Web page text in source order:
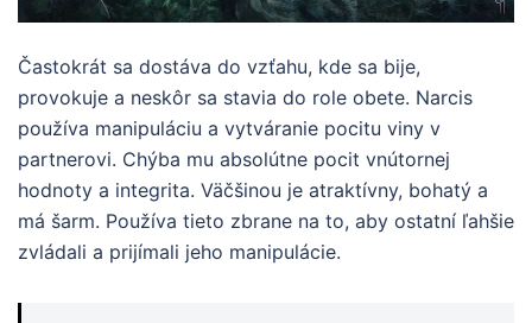
Častokrát sa dostáva do vzťahu, kde sa bije,
provokuje a neskôr sa stavia do role obete. Narcis
používa manipuláciu a vytváranie pocitu viny v
partnerovi. Chýba mu absolútne pocit vnútornej
hodnoty a integrita. Väčšinou je atraktívny, bohatý a
má šarm. Používa tieto zbrane na to, aby ostatní ľahšie
zvládali a prijímali jeho manipulácie.